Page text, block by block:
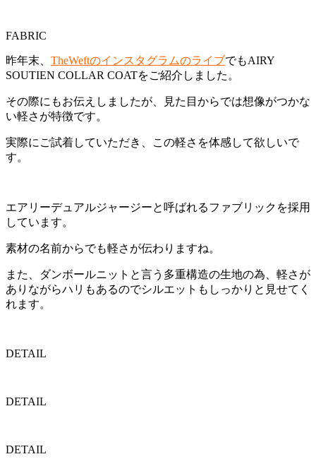
FABRIC
昨年末、 TheWeftのインスタグラムのライブでもAIRY
SOUTIEN COLLAR COATをご紹介しました。
その際にもお伝えしましたが、見た目からでは想像がつかな
い軽さが特徴です。
実際にご試着していただき、この軽さを体感して欲しいで
す。
エアリーデュアルジャージーと呼ばれるファブリックを採用
しています。
素材の名前からでも軽さが伝わりますね。
また、ダンボールニットと言う多重構造の生地の為、軽さが
ありながらハリもあるのでシルエットもしっかりと見せてく
れます。
DETAIL
DETAIL
DETAIL